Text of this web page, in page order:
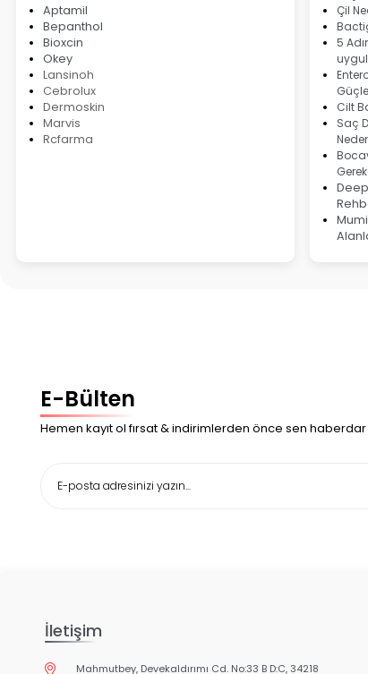
Aptamil
Bepanthol
Bioxcin
Okey
Lansinoh
Cebrolux
Dermoskin
Marvis
Rcfarma
Çil
5
Cilt
Saç
E-Bülten
Hemen kayıt ol fırsat & indirimlerden önce sen
İletişim
Mahmutbey, Devekaldırımı Cd. No:33 B D:C, 34218